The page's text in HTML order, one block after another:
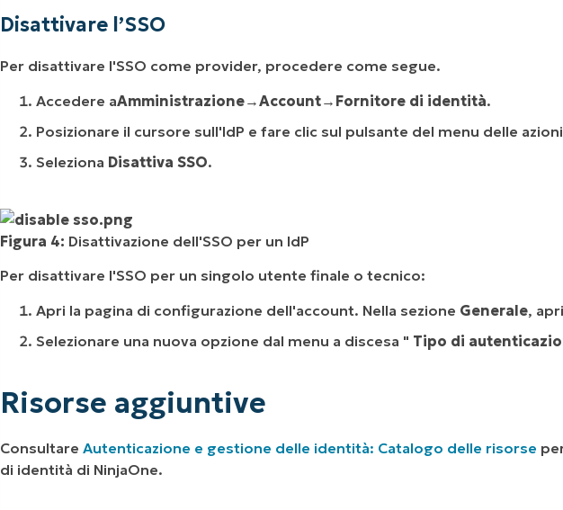
Disattivare l’SSO
Per disattivare l'SSO come provider, procedere come segue.
Accedere aAmministrazione→Account→Fornitore di identità.
Posizionare il cursore sull'IdP e fare clic sul pulsante del menu delle
Seleziona Disattiva SSO.
Figura 4: Disattivazione dell'SSO per un IdP
Per disattivare l'SSO per un singolo utente finale o tecnico:
Apri la pagina di configurazione dell'account. Nella sezione Generale,
Selezionare una nuova opzione dal menu a discesa " Tipo di
Risorse aggiuntive
Consultare Autenticazione e gestione delle identità: Catalogo delle risorse
di identità di NinjaOne.